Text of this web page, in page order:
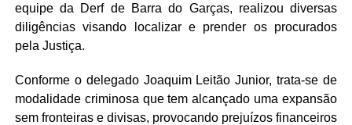
equipe da Derf de Barra do Garças, realizou diversas
diligências visando localizar e prender os procurados
pela Justiça.
Conforme o delegado Joaquim Leitão Junior, trata-se de
modalidade criminosa que tem alcançado uma expansão
sem fronteiras e divisas, provocando prejuízos financeiros